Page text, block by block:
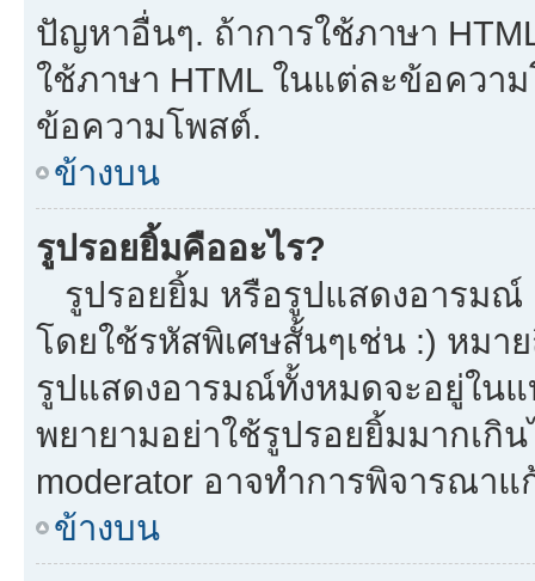
ปัญหาอื่นๆ. ถ้าการใช้ภาษา
ใช้ภาษา HTML ในแต่ละข้อคว
ข้อความโพสต์.
ข้างบน
รูปรอยยิ้มคืออะไร?
รูปรอยยิ้ม หรือรูปแสดงอารมณ์
โดยใช้รหัสพิเศษสั้นๆเช่น :) หมา
รูปแสดงอารมณ์ทั้งหมดจะอยู่ใน
พยายามอย่าใช้รูปรอยยิ้มมากเกิ
moderator อาจทำการพิจารณา
ข้างบน